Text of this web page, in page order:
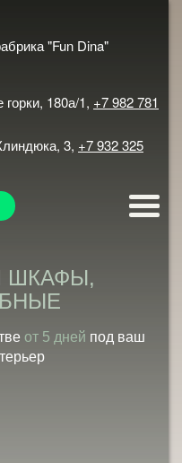
"Fun Dina"
горки, 180а/1,+7 982
Клиндюка, 3,+7 932 325
ШКАФЫ,
от 5 дней под ваш